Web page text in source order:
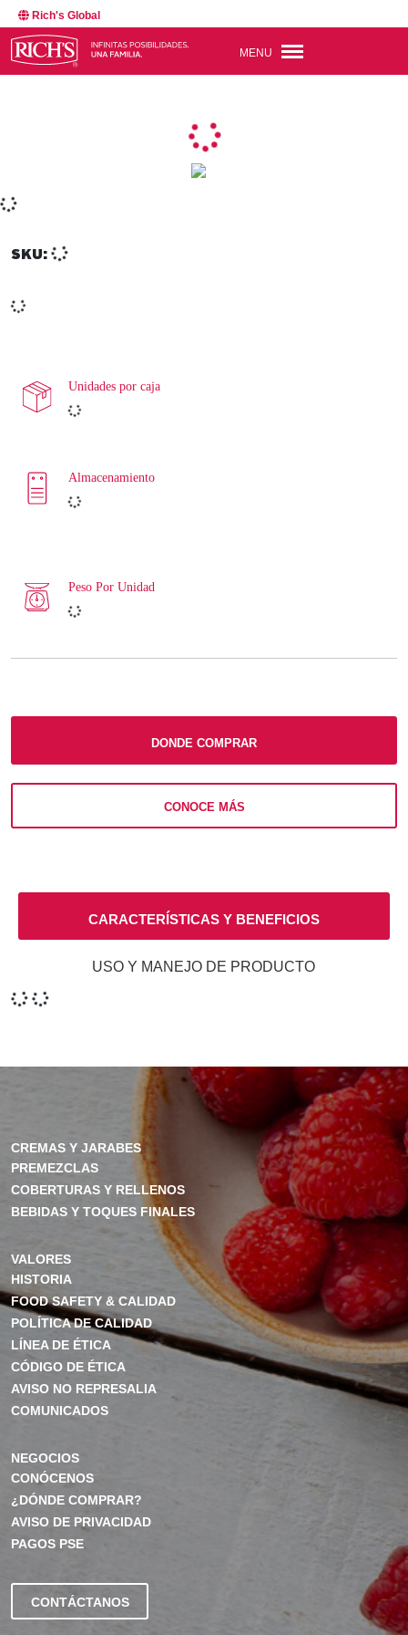
Rich's Global
MENU
SKU:
Unidades por caja
Almacenamiento
Peso Por Unidad
DONDE COMPRAR
CONOCE MÁS
CARACTERÍSTICAS Y BENEFICIOS
USO Y MANEJO DE PRODUCTO
CREMAS Y JARABES
PREMEZCLAS
COBERTURAS Y RELLENOS
BEBIDAS Y TOQUES FINALES
VALORES
HISTORIA
FOOD SAFETY & CALIDAD
POLÍTICA DE CALIDAD
LÍNEA DE ÉTICA
CÓDIGO DE ÉTICA
AVISO NO REPRESALIA
COMUNICADOS
NEGOCIOS
CONÓCENOS
¿DÓNDE COMPRAR?
AVISO DE PRIVACIDAD
PAGOS PSE
CONTÁCTANOS